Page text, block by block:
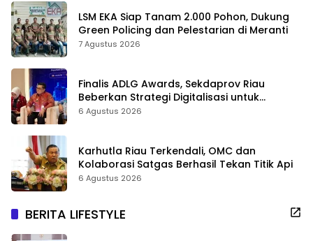
LSM EKA Siap Tanam 2.000 Pohon, Dukung
Green Policing dan Pelestarian di Meranti
7 Agustus 2026
Finalis ADLG Awards, Sekdaprov Riau
Beberkan Strategi Digitalisasi untuk
Tingkatkan Layanan Publik
6 Agustus 2026
Karhutla Riau Terkendali, OMC dan
Kolaborasi Satgas Berhasil Tekan Titik Api
6 Agustus 2026
BERITA LIFESTYLE